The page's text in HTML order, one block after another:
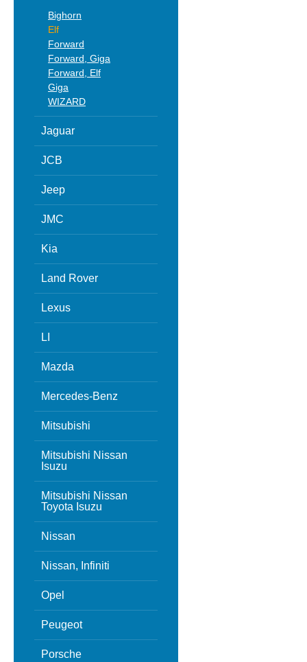
Bighorn
Elf
Forward
Forward, Giga
Forward, Elf
Giga
WIZARD
Jaguar
JCB
Jeep
JMC
Kia
Land Rover
Lexus
LI
Mazda
Mercedes-Benz
Mitsubishi
Mitsubishi Nissan
Isuzu
Mitsubishi Nissan
Toyota Isuzu
Nissan
Nissan, Infiniti
Opel
Peugeot
Porsche